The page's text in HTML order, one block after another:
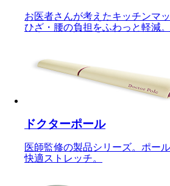
お医者さんが考えたキッチンマ
ひざ・腰の負担をふわっと軽減。
ドクターポール
医師監修の製品シリーズ。ポー
快適ストレッチ。